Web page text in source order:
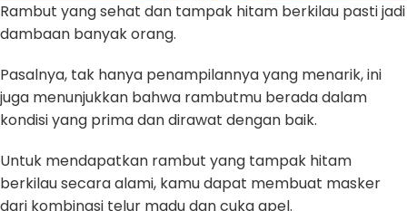
Rambut yang sehat dan tampak hitam berkilau pasti jadi
dambaan banyak orang.
Pasalnya, tak hanya penampilannya yang menarik, ini
juga menunjukkan bahwa rambutmu berada dalam
kondisi yang prima dan dirawat dengan baik.
Untuk mendapatkan rambut yang tampak hitam
berkilau secara alami, kamu dapat membuat masker
dari kombinasi telur madu dan cuka apel.